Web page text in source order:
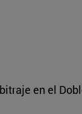
en el